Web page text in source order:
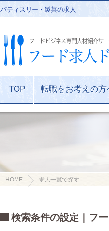
パティスリー・製菓の求人
TOP 転職をお考えの方
HOME 求人一覧で探す
検索条件の設定｜フ